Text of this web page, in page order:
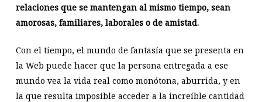
relaciones que se mantengan al mismo tiempo, sean
amorosas, familiares, laborales o de amistad.
Con el tiempo, el mundo de fantasía que se presenta en
la Web puede hacer que la persona entregada a ese
mundo vea la vida real como monótona, aburrida, y en
la que resulta imposible acceder a la increíble cantidad